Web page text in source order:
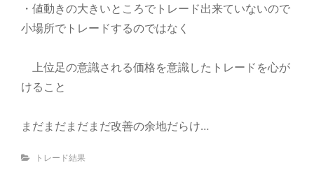
・値動きの大きいところでトレード出来ていないので
小場所でトレードするのではなく
上位足の意識される価格を意識したトレードを心が
けること
まだまだまだまだ改善の余地だらけ…
Categories
トレード結果